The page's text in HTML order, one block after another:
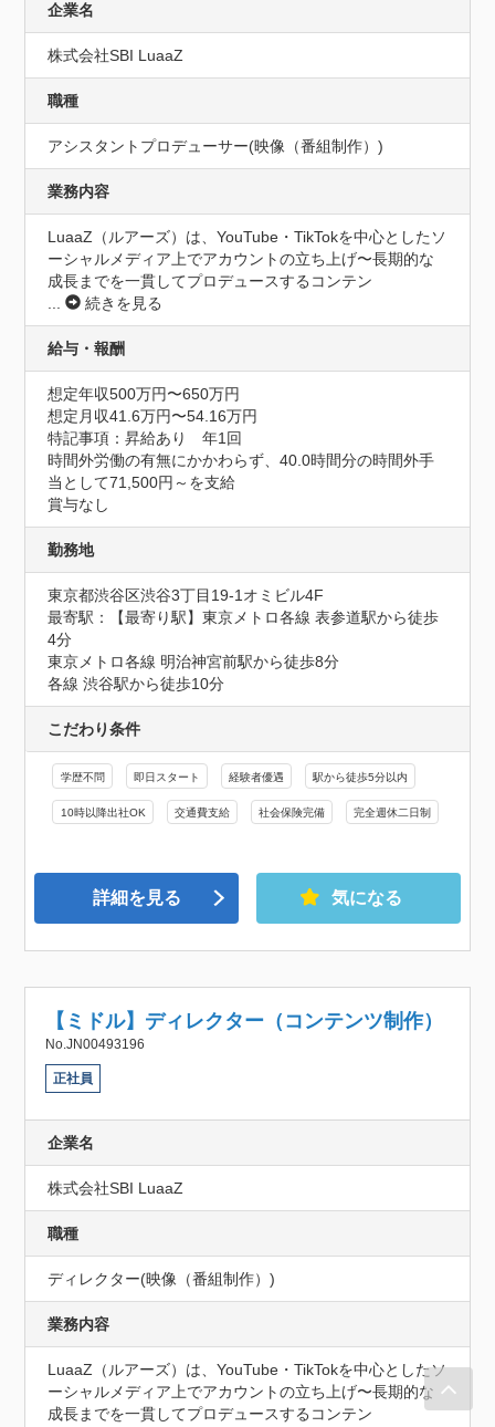
企業名
株式会社SBI LuaaZ
職種
アシスタントプロデューサー(映像（番組制作）)
業務内容
LuaaZ（ルアーズ）は、YouTube・TikTokを中心としたソ
ーシャルメディア上でアカウントの立ち上げ〜長期的な
成長までを一貫してプロデュースするコンテン
...
続きを見る
給与・報酬
想定年収500万円〜650万円
想定月収41.6万円〜54.16万円
特記事項：昇給あり　年1回
時間外労働の有無にかかわらず、40.0時間分の時間外手
当として71,500円～を支給
賞与なし
勤務地
東京都渋谷区渋谷3丁目19-1オミビル4F
最寄駅：【最寄り駅】東京メトロ各線 表参道駅から徒歩
4分
東京メトロ各線 明治神宮前駅から徒歩8分
各線 渋谷駅から徒歩10分
こだわり条件
学歴不問 即日スタート 経験者優遇 駅から徒歩5分以内
10時以降出社OK 交通費支給 社会保険完備 完全週休二日制
詳細を見る 気になる
【ミドル】ディレクター（コンテンツ制作）
No.JN00493196
正社員
企業名
株式会社SBI LuaaZ
職種
ディレクター(映像（番組制作）)
業務内容
LuaaZ（ルアーズ）は、YouTube・TikTokを中心としたソ
ーシャルメディア上でアカウントの立ち上げ〜長期的な
成長までを一貫してプロデュースするコンテン